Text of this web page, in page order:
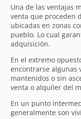
Una de las ventajas
venta que proceden
ubicadas en zonas
pueblo. Lo cual
adquisición.
En el extremo
encontrarse algunas
mantenidos o sin
venta o alquiler del
En un punto
generalmente son